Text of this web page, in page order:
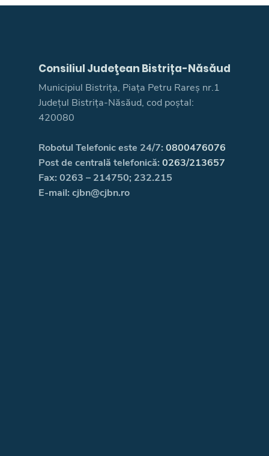
Consiliul Judeţean Bistrița-Năsăud
Municipiul Bistrița, Piața Petru Rareș nr.1
Județul Bistrița-Năsăud, cod poștal:
420080
Robotul Telefonic este 24/7: 0800476076
Post de centrală telefonică: 0263/213657
Fax: 0263 – 214750; 232.215
E-mail: cjbn@cjbn.ro